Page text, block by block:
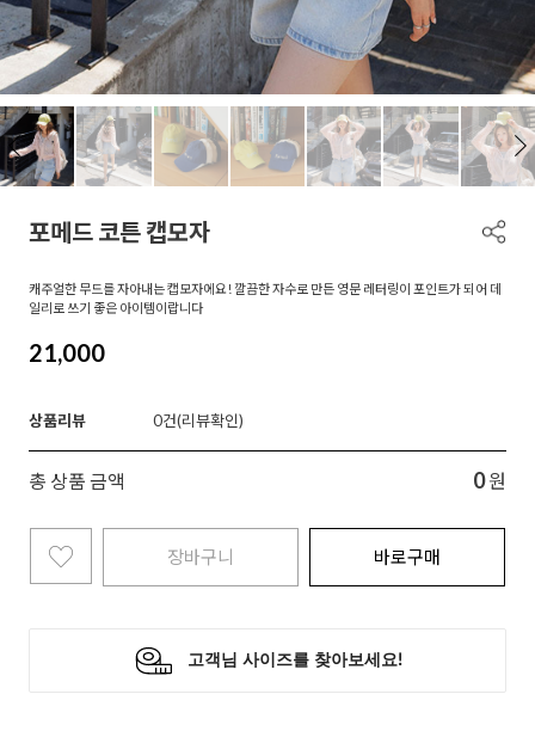
포메드 코튼 캡모자
캐주얼한 무드를 자아내는 캡모자에요! 깔끔한 자수로 만든 영문 레터링이 포인트가 되어 데
일리로 쓰기 좋은 아이템이랍니다
21,000
상품리뷰 0
총 상품 금액 0 원
장바구니 바로구매